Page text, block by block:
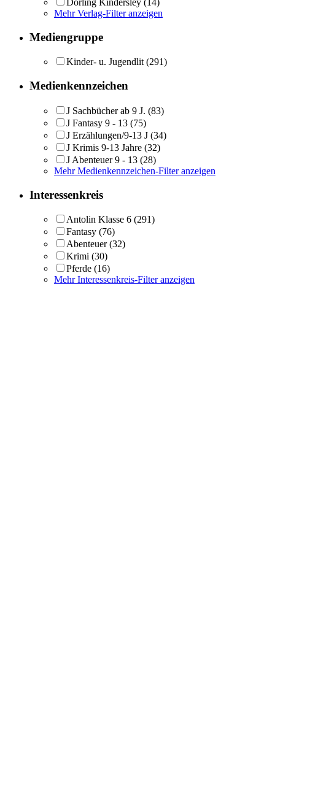
Dorling Kindersley (14)
Mehr Verlag-Filter anzeigen
Mediengruppe
Kinder- u. Jugendlit (291)
Medienkennzeichen
J Sachbücher ab 9 J. (83)
J Fantasy 9 - 13 (75)
J Erzählungen/9-13 J (34)
J Krimis 9-13 Jahre (32)
J Abenteuer 9 - 13 (28)
Mehr Medienkennzeichen-Filter anzeigen
Interessenkreis
Antolin Klasse 6 (291)
Fantasy (76)
Abenteuer (32)
Krimi (30)
Pferde (16)
Mehr Interessenkreis-Filter anzeigen